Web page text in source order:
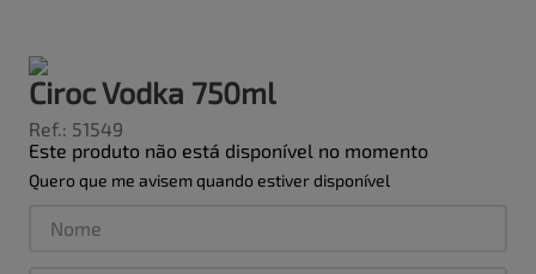
Ciroc Vodka 750ml
Ref. : 51549
Este produto não está disponível no momento
Quero que me avisem quando estiver disponível
5º carne